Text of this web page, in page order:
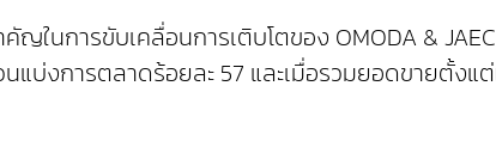
ในการขับเคลื่อนการเติบโตของ OMODA &
แบ่งการตลาดร้อยละ 57 และเมื่อรวมยอดขายตั้